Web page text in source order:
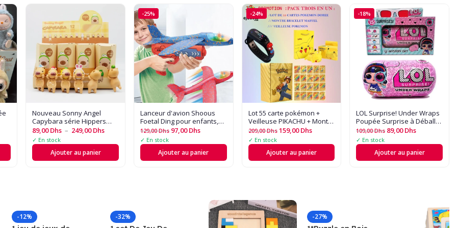
Nouveau Sonny Angel
Capybara série Hippers
récolte mignon Hippie
poupée à la mode voiture
téléphone portable enfant
89,00Dhs – 249,00Dhs
✓ En stock
Ajouter au panier
-25%
Lanceur d'avion Shoous
Foetal Ding pour enfants,
hélicoptère, modèle de
lancer à la main, avion de
catapulte à bulles, jouets
de jeu de tir
129,00Dhs 97,00Dhs
✓ En stock
Ajouter au panier
-24%
Lot 55 carte pokémon +
Veilleuse PIKACHU + Montre
Spiderman
209,00Dhs 159,00Dhs
✓ En stock
Ajouter au panier
-18%
LOL Surprise! Under Wraps 
Poupée Surprise à Déballer
avec Accessoires | Jouet
Fille
109,00Dhs 89,00Dhs
✓ En stock
Ajouter au panier
-12% -32% -27%